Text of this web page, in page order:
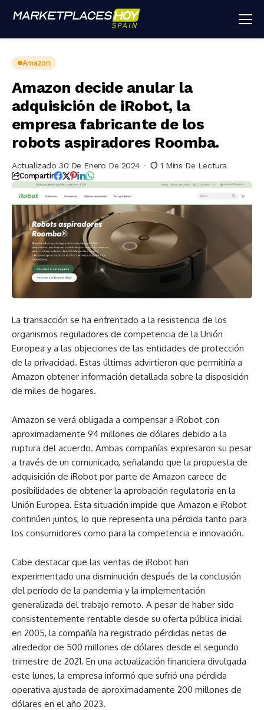
Amazon
Amazon decide anular la
adquisición de iRobot, la
empresa fabricante de los
robots aspiradores Roomba.
Actualizado 30 De Enero De 2024 1 Mins De Lectura
Compartir
La transacción se ha enfrentado a la resistencia de los
organismos reguladores de competencia de la Unión
Europea y a las objeciones de las entidades de protección
de la privacidad. Estas últimas advirtieron que permitiría a
Amazon obtener información detallada sobre la disposición
de miles de hogares.
Amazon se verá obligada a compensar a iRobot con
aproximadamente 94 millones de dólares debido a la
ruptura del acuerdo. Ambas compañías expresaron su pesar
a través de un comunicado, señalando que la propuesta de
adquisición de iRobot por parte de Amazon carece de
posibilidades de obtener la aprobación regulatoria en la
Unión Europea. Esta situación impide que Amazon e iRobot
continúen juntos, lo que representa una pérdida tanto para
los consumidores como para la competencia e innovación.
Cabe destacar que las ventas de iRobot han
experimentado una disminución después de la conclusión
del período de la pandemia y la implementación
generalizada del trabajo remoto. A pesar de haber sido
consistentemente rentable desde su oferta pública inicial
en 2005, la compañía ha registrado pérdidas netas de
alrededor de 500 millones de dólares desde el segundo
trimestre de 2021. En una actualización financiera divulgada
este lunes, la empresa informó que sufrió una pérdida
operativa ajustada de aproximadamente 200 millones de
dólares en el año 2023.